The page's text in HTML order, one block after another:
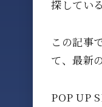
探してい
この記事
て、最新
POP UP